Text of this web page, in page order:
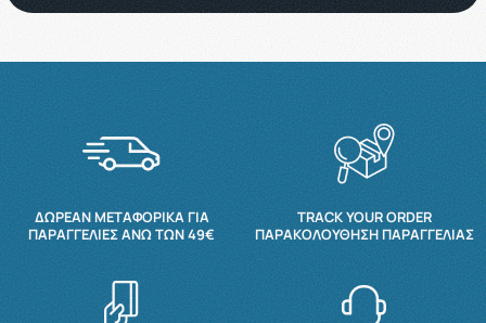
ΔΩΡΕΆΝ ΜΕΤΑΦΟΡΙΚΆ ΓΙΑ
ΠΑΡΑΓΓΕΛΊΕΣ ΆΝΩ ΤΩΝ 49€
TRACK YOUR ORDER
ΠΑΡΑΚΟΛΟΎΘΗΣΗ ΠΑΡΑΓΓΕΛΊΑΣ